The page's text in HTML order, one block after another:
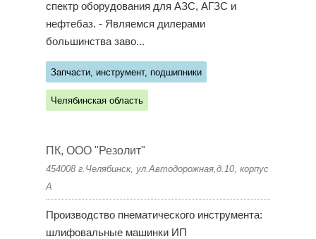
спектр оборудования для АЗС, АГЗС и
нефтебаз. - Являемся дилерами
большинства заво...
Запчасти, инструмент, подшипники
Челябинская область
ПК, ООО "Резолит"
454008 г.Челябинск, ул.Автодорожная,д.10, корпус
А
Производство пнематического инструмента:
шлифовальные машинки ИП